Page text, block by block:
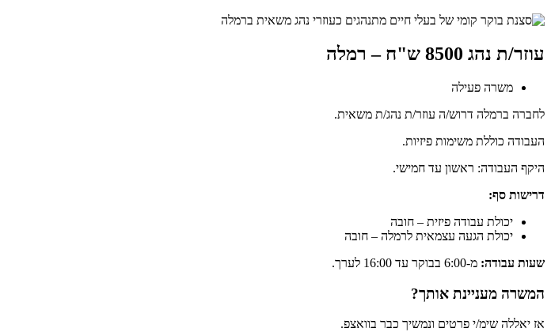
עוזר/ת נהג 8500 ש"ח – רמלה
משרה פעילה
לחברה ברמלה דרוש/ה עוזר/ת נהג/ת משאית.
העבודה כוללת משימות פיזיות.
היקף העבודה: ראשון עד חמישי.
דרישות סף:
יכולת עבודה פיזית – חובה
יכולת הגעה עצמאית לרמלה – חובה
שעות עבודה: מ-6:00 בבוקר עד 16:00 לערך.
המשרה מעניינת אותך?
אז יאללה שימ/י פרטים ונמשיך כבר בוואצפ.